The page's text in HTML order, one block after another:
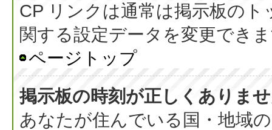
CP リンクは通常は掲示板の
関する設定データを変更でき
ページトップ
掲示板の時刻が正しくありま
あなたが住んでいる国・地域